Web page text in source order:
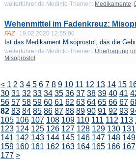
weiterführende Medinfo-Themen: Medikamente;
Wehenmittel im Fadenkreuz:
FAZ 19.02.2020 12:55:00
Ist das Medikament Misoprostol, das die
weiterführende Medinfo-Themen: Übertragung
Misoprostol
< 1 2 3 4 5 6 7 8 9 10 11 12 13 14 15
30 31 32 33 34 35 36 37 38 39 40 41
56 57 58 59 60 61 62 63 64 65 66 67
82 83 84 85 86 87 88 89 90 91 92 93
105 106 107 108 109 110 111 112 113
123 124 125 126 127 128 129 130 131
141 142 143 144 145 146 147 148 149
159 160 161 162 163 164 165 166 167
177 >